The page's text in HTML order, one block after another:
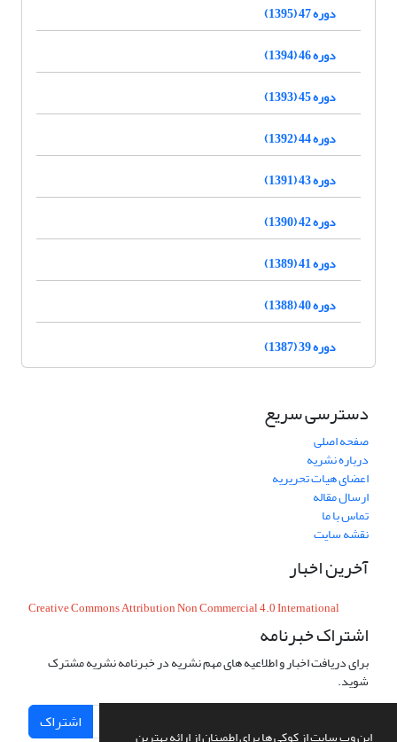
این وب سایت از کوکی ها برای اطمینان از ارائه بهترین
دوره 47 (1395)
دوره 46 (1394)
دوره 45 (1393)
دوره 44 (1392)
دوره 43 (1391)
دوره 42 (1390)
دوره 41 (1389)
دوره 40 (1388)
دوره 39 (1387)
دسترسی سریع
صفحه اصلی
درباره نشریه
اعضای هیات تحریریه
ارسال مقاله
تماس با ما
نقشه سایت
آخرین اخبار
Creative Commons Attribution Non Commercial 4.0 International
اشتراک خبرنامه
برای دریافت اخبار و اطلاعیه های مهم نشریه در خبرنامه نشریه مشترک
شوید.
اشتراک